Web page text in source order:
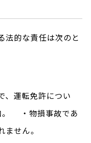
法的な責任は次のと
、運転免許につい
。 ・物損事故であ
せん。